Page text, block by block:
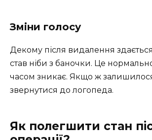
Зміни голосу
Декому після видалення
став ніби з баночки. Це
часом зникає. Якщо ж
звернутися до логопеда.
Як полегшити стан